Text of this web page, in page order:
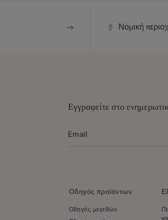
Νομική
Εγγραφείτε στο
Οδηγός προϊόντων
Οδηγός μεγεθών